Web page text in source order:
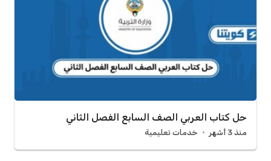
حل كتاب العربي الصف السابع الفصل الثاني
منذ 3 أشهر خدمات تعليمية